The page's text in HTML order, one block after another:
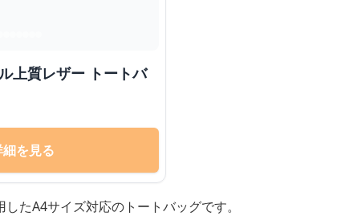
上質レザー トートバ
を見る
たA4サイズ対応のトートバッグです。